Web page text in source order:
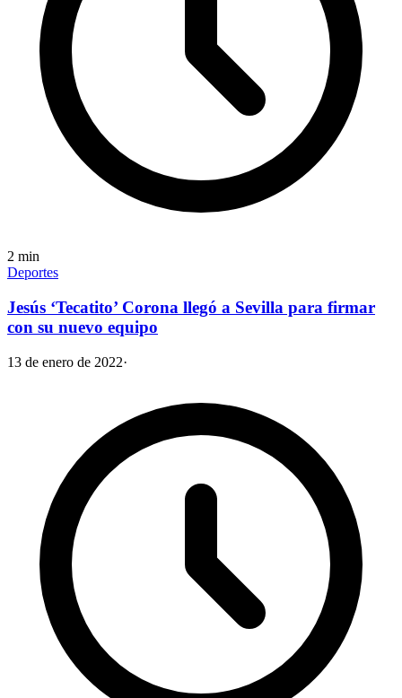
2 min
Deportes
Jesús ‘Tecatito’ Corona llegó a Sevilla para firmar
con su nuevo equipo
13 de enero de 2022·